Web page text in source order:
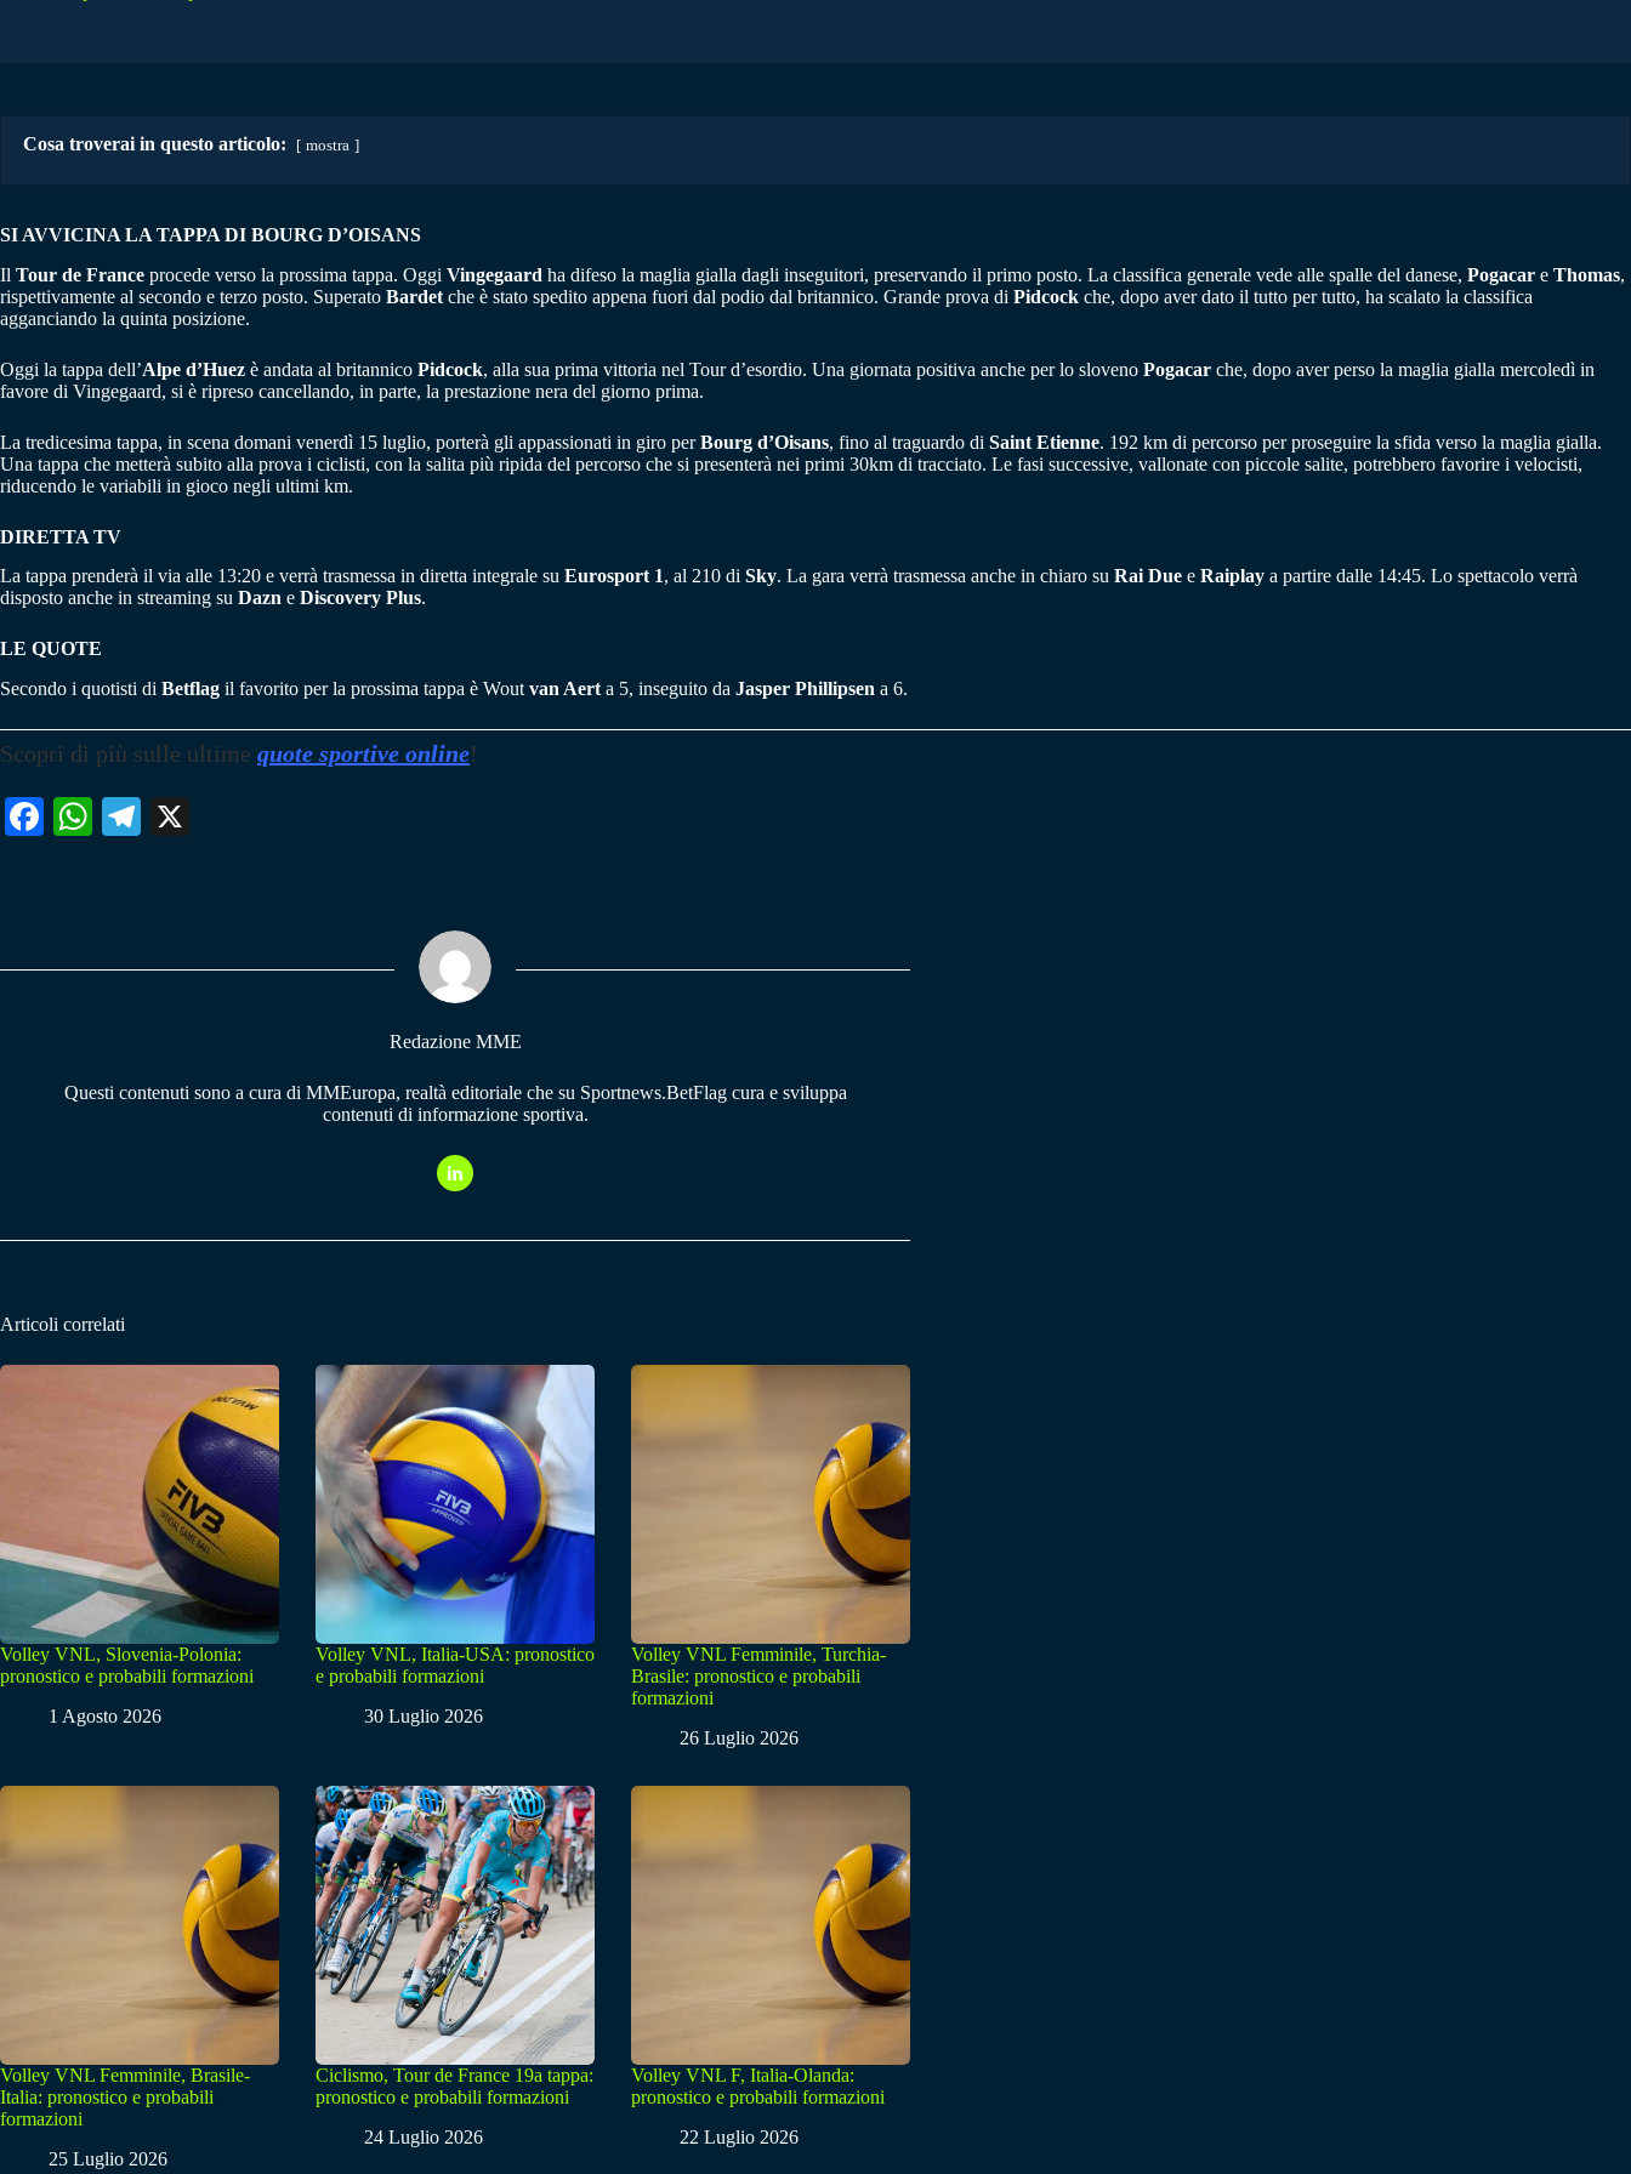
Cosa troverai in questo articolo: mostra
SI AVVICINA LA TAPPA DI BOURG D’OISANS
Il Tour de France procede verso la prossima tappa. Oggi Vingegaard ha difeso la maglia gialla dagli inseguitori, preservando il primo posto. La classifica generale vede alle spalle del danese, Pogacar e Thomas,
rispettivamente al secondo e terzo posto. Superato Bardet che è stato spedito appena fuori dal podio dal britannico. Grande prova di Pidcock che, dopo aver dato il tutto per tutto, ha scalato la classifica
agganciando la quinta posizione.
Oggi la tappa dell’Alpe d’Huez è andata al britannico Pidcock, alla sua prima vittoria nel Tour d’esordio. Una giornata positiva anche per lo sloveno Pogacar che, dopo aver perso la maglia gialla mercoledì in
favore di Vingegaard, si è ripreso cancellando, in parte, la prestazione nera del giorno prima.
La tredicesima tappa, in scena domani venerdì 15 luglio, porterà gli appassionati in giro perBourg d’Oisans, fino al traguardo di Saint Etienne. 192 km di percorso per proseguire la sfida verso la maglia gialla.
Una tappa che metterà subito alla prova i ciclisti, con la salita più ripida del percorso che si presenterà nei primi 30km di tracciato. Le fasi successive, vallonate con piccole salite, potrebbero favorire i velocisti,
riducendo le variabili in gioco negli ultimi km.
DIRETTA TV
La tappa prenderà il via alle 13:20 e verrà trasmessa in diretta integrale su Eurosport 1, al 210 di Sky. La gara verrà trasmessa anche in chiaro su Rai Due e Raiplay a partire dalle 14:45. Lo spettacolo verrà
disposto anche in streaming su Dazn e Discovery Plus.
LE QUOTE
Secondo i quotisti di Betflag il favorito per la prossima tappa è Wout van Aert a 5, inseguito da Jasper Phillipsen a 6.
Scopri di più sulle ultime quote sportive online!
Fa W
pp
Te
m
Redazione MME
Questi contenuti sono a cura di MMEuropa, realtà editoriale che su Sportnews.BetFlag cura e sviluppa
contenuti di informazione sportiva.
Articoli correlati
Volley VNL, Slovenia-Polonia:
pronostico e probabili formazioni
1 Agosto 2026
Volley VNL, Italia-USA: pronostico
e probabili formazioni
30 Luglio 2026
Volley VNL Femminile, Turchia-
Brasile: pronostico e probabili
formazioni
26 Luglio 2026
Volley VNL Femminile, Brasile-
Italia: pronostico e probabili
formazioni
25 Luglio 2026
Ciclismo, Tour de France 19a tappa:
pronostico e probabili formazioni
24 Luglio 2026
Volley VNL F, Italia-Olanda:
pronostico e probabili formazioni
22 Luglio 2026